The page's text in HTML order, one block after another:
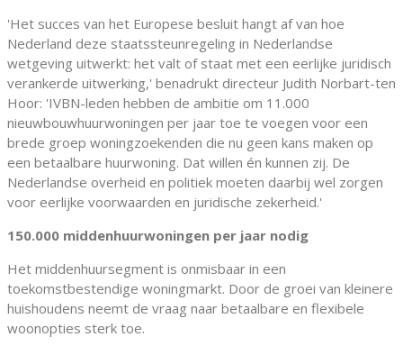
'Het succes van het Europese besluit hangt af van hoe
Nederland deze staatssteunregeling in Nederlandse
wetgeving uitwerkt: het valt of staat met een eerlijke juridisch
verankerde uitwerking,' benadrukt directeur Judith Norbart-ten
Hoor: 'IVBN-leden hebben de ambitie om 11.000
nieuwbouwhuurwoningen per jaar toe te voegen voor een
brede groep woningzoekenden die nu geen kans maken op
een betaalbare huurwoning. Dat willen én kunnen zij. De
Nederlandse overheid en politiek moeten daarbij wel zorgen
voor eerlijke voorwaarden en juridische zekerheid.'
150.000 middenhuurwoningen per jaar nodig
Het middenhuursegment is onmisbaar in een
toekomstbestendige woningmarkt. Door de groei van kleinere
huishoudens neemt de vraag naar betaalbare en flexibele
woonopties sterk toe.